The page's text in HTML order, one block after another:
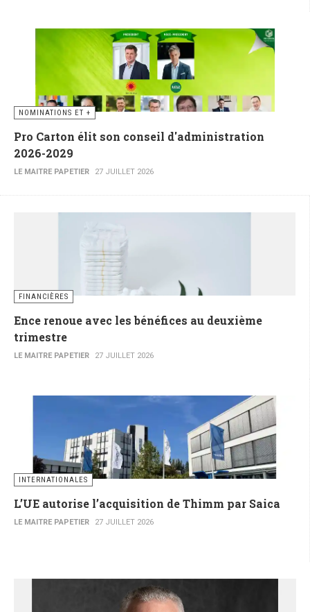
NOMINATIONS ET +
Pro Carton élit son conseil d'administration
2026-2029
LE MAITRE PAPETIER 27 JUILLET 2026
FINANCIÈRES
Ence renoue avec les bénéfices au deuxième
trimestre
LE MAITRE PAPETIER 27 JUILLET 2026
INTERNATIONALES
L’UE autorise l’acquisition de Thimm par Saica
LE MAITRE PAPETIER 27 JUILLET 2026